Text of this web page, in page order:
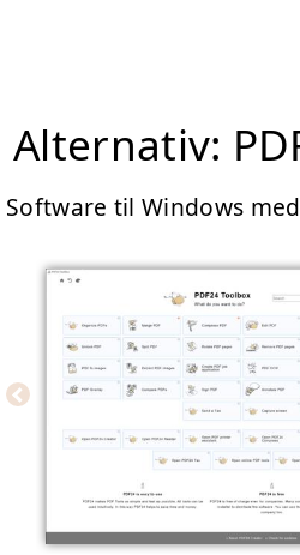
Alternativ:
Software til Windows